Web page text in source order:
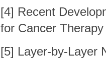
[4] Recent
for Cancer Therapy
[5] Layer-by-Layer